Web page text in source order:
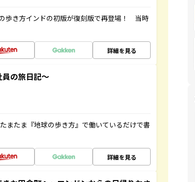
歩き方インドの初版が復刻版で再登場！ 当時
詳細を見る
の旅日記～
またま『地球の歩き方』で働いているだけで書
詳細を見る